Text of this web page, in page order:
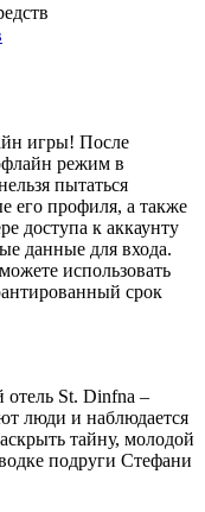
игры! После
режим в
пытаться
его профиля, а также
доступа к аккаунту
данные для входа.
использовать
срок
St. Dinfna –
люди и наблюдается
тайну, молодой
подруги Стефани